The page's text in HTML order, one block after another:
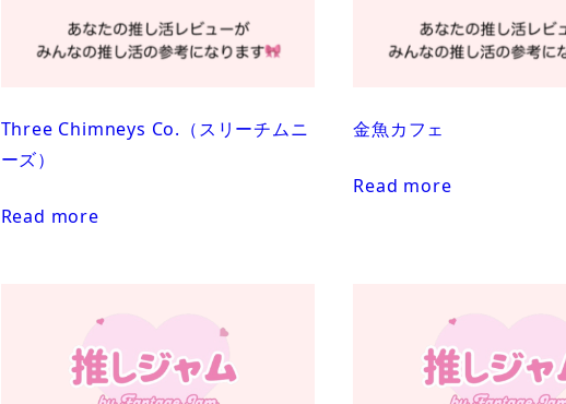
Three Chimneys Co.（スリーチムニ
ーズ）
Read more
金魚カフェ
Read more